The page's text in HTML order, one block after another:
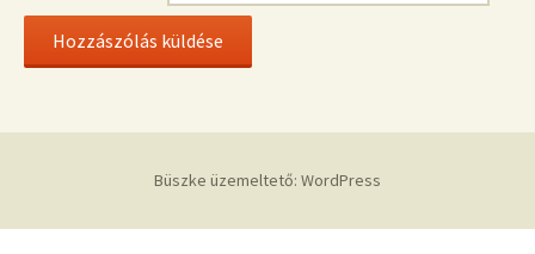
Büszke üzemeltető: WordPress